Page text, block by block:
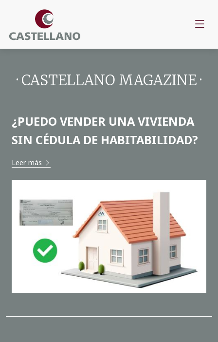
· CASTELLANO MAGAZINE ·
¿PUEDO VENDER UNA VIVIENDA
SIN CÉDULA DE HABITABILIDAD?
Leer más